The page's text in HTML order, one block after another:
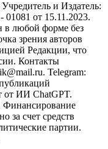
и Издатель:
от 15.11.2023.
в любой форме без
зрения авторов
Редакции, что
Контакты
Telegram:
от ИИ ChatGPT.
за счет средств
партии.